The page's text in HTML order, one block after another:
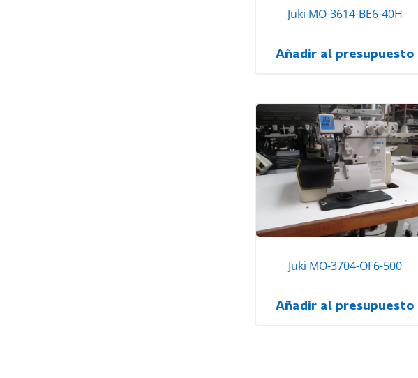
Juki MO-3614-BE6-40H
Añadir al presupuesto
Juki MO-3704-OF6-500
Añadir al presupuesto